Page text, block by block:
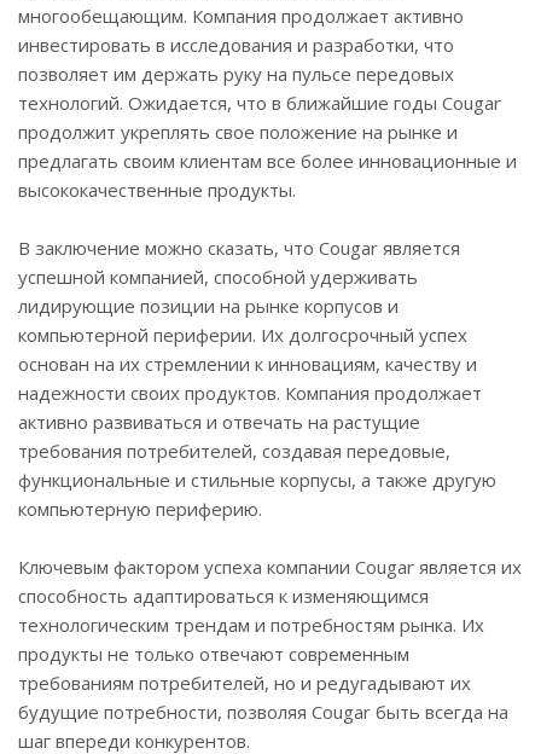
многообещающим. Компания продолжает активно
инвестировать в исследования и разработки, что
позволяет им держать руку на пульсе передовых
технологий. Ожидается, что в ближайшие годы Cougar
продолжит укреплять свое положение на рынке и
предлагать своим клиентам все более инновационные и
высококачественные продукты.
В заключение можно сказать, что Cougar является
успешной компанией, способной удерживать
лидирующие позиции на рынке корпусов и
компьютерной периферии. Их долгосрочный успех
основан на их стремлении к инновациям, качеству и
надежности своих продуктов. Компания продолжает
активно развиваться и отвечать на растущие
требования потребителей, создавая передовые,
функциональные и стильные корпусы, а также другую
компьютерную периферию.
Ключевым фактором успеха компании Cougar является их
способность адаптироваться к изменяющимся
технологическим трендам и потребностям рынка. Их
продукты не только отвечают современным
требованиям потребителей, но и редугадывают их
будущие потребности, позволяя Cougar быть всегда на
шаг впереди конкурентов.